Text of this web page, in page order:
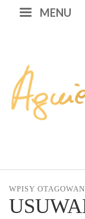
MENU
WPISY